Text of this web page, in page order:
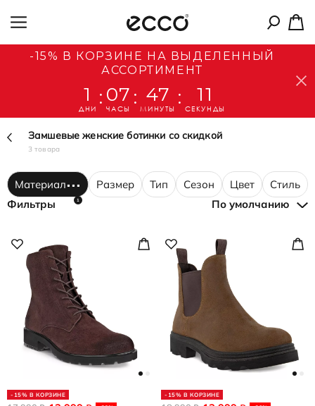
-15% В КОРЗИНЕ НА ВЫДЕЛЕННЫЙ
АССОРТИМЕНТ
1
ДНИ
: 07
ЧАСЫ
: 47
МИНУТЫ
: 11
СЕКУНДЫ
Замшевые женские ботинки со скидкой
3 товара
Размер Тип Сезон Цвет Стиль
Материал
1
Фильтры По умолчанию
-15% В КОРЗИНЕ -15% В КОРЗИНЕ